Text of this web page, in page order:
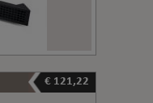
€ 121,22